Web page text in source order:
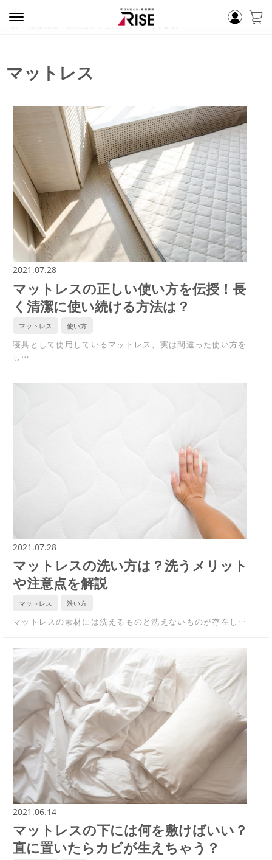
睡眠コンシェルジュ マットレス
マットレス
2021.07.28
マットレスの正しい使い方を伝授！長
く清潔に使い続ける方法は？
マットレス 使い方
寝具として使用しているマットレス、実は間違った使い方を
し…
2021.07.28
マットレスの洗い方は？洗うメリット
や注意点を解説
マットレス 洗い方
マットレスの素材には洗えるものと洗えないものが存在し…
2021.06.14
マットレスの下には何を敷けばいい？
直に置いたらカビが生えちゃう？